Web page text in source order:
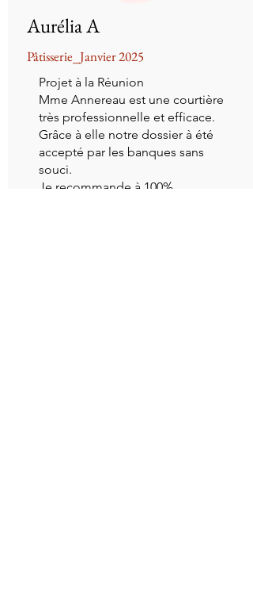
Aurélia A
Pâtisserie_Janvier 2025
Projet à la Réunion
Mme Annereau est une courtière
très professionnelle et efficace.
Grâce à elle notre dossier à été
accepté par les banques sans
souci.
Je recommande à 100%.